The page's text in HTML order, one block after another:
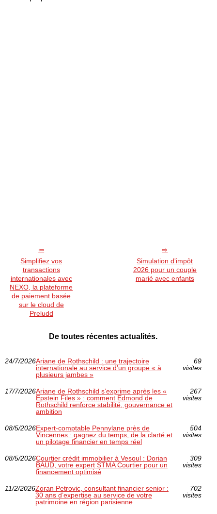
Simplifiez vos
transactions
internationales avec
NEXO, la plateforme
de paiement basée
sur le cloud de
Preludd
Simulation d'impôt
2026 pour un couple
marié avec enfants
De toutes récentes actualités.
24/7/2026Ariane de Rothschild : une trajectoire
internationale au service d’un groupe « à
plusieurs jambes »
69
visites
17/7/2026Ariane de Rothschild s’exprime après les «
Epstein Files » : comment Edmond de
Rothschild renforce stabilité, gouvernance et
ambition
267
visites
08/5/2026Expert-comptable Pennylane près de
Vincennes : gagnez du temps, de la clarté et
un pilotage financier en temps réel
504
visites
08/5/2026Courtier crédit immobilier à Vesoul : Dorian
BAUD, votre expert STMA Courtier pour un
financement optimisé
309
visites
11/2/2026Zoran Petrovic, consultant financier senior :
30 ans d’expertise au service de votre
patrimoine en région parisienne
702
visites